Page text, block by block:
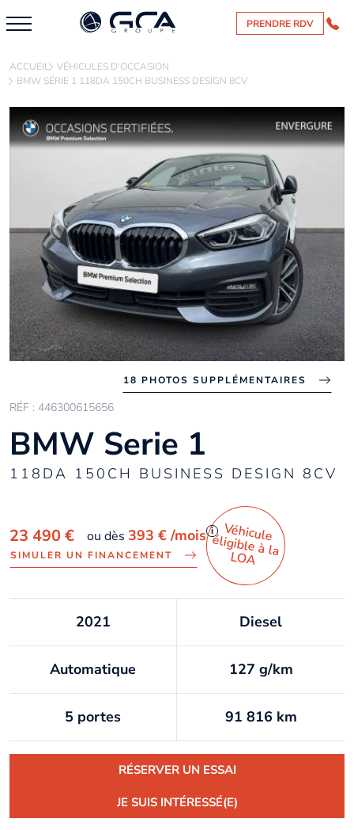
PRENDRE RDV
ACCUEIL VÉHICULES D'OCCASION
BMW SÉRIE 1 118DA 150CH BUSINESS DESIGN 8CV
18 PHOTOS SUPPLÉMENTAIRES
RÉF : 446300615656
BMW Serie 1
118DA 150CH BUSINESS DESIGN 8CV
23 490 € ou dès 393 €/mois i
SIMULER UN FINANCEMENT
Véhicule
éligible à la
LO
A
2021 Diesel
Automatique 127 g/km
5 portes 91 816 km
RÉSERVER UN ESSAI
JE SUIS INTÉRESSÉ(E)